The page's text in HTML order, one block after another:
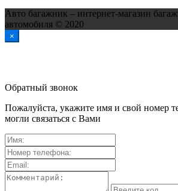
Авто багажник – интернет-магазин
автомобиля © 2020
×
Обратный звонок
Пожалуйста, укажите имя и свой номер
могли связаться с Вами